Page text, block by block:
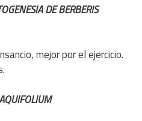
DE BERBERIS
mejor por el ejercicio.